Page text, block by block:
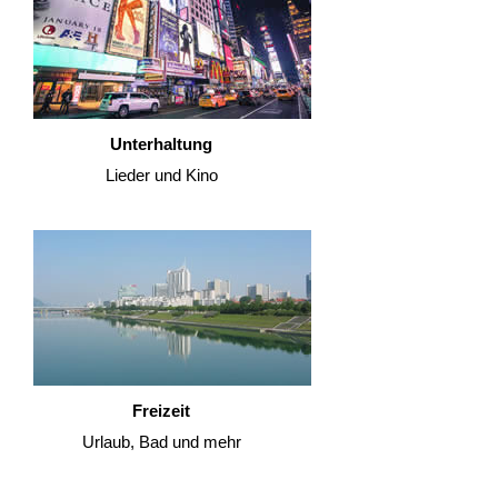
Unterhaltung
Lieder und Kino
Freizeit
Urlaub, Bad und mehr